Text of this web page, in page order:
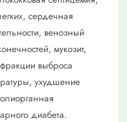
сердечная
венозный
мукозит,
выброса
ухудшение
диабета.